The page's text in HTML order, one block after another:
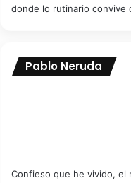
donde lo rutinario convive
Pablo Neruda
Confieso que he vivido, el